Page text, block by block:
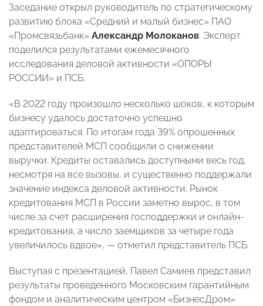
Заседание открыл руководитель по стратегическому
развитию блока «Средний и малый бизнес» ПАО
«Промсвязьбанк» Александр Молоканов. Эксперт
поделился результатами ежемесячного
исследования деловой активности «ОПОРЫ
РОССИИ» и ПСБ.
«В 2022 году произошло несколько шоков, к которым
бизнесу удалось достаточно успешно
адаптироваться. По итогам года 39% опрошенных
представителей МСП сообщили о снижении
выручки. Кредиты оставались доступными весь год,
несмотря на все вызовы, и существенно поддержали
значение индекса деловой активности. Рынок
кредитования МСП в России заметно вырос, в том
числе за счет расширения господдержки и онлайн-
кредитования, а число заемщиков за четыре года
увеличилось вдвое», — отметил представитель ПСБ.
Выступая с презентацией, Павел Самиев представил
результаты проведенного Московским гарантийным
фондом и аналитическим центром «БизнесДром»